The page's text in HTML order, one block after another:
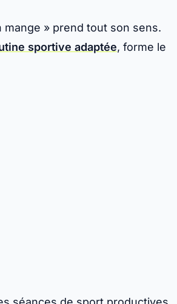
mange » prend tout son sens.
sportive adaptée, forme le